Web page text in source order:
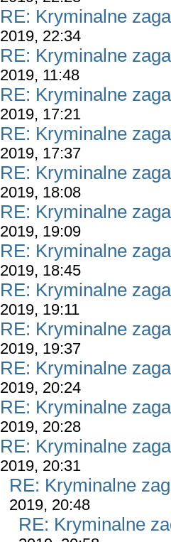
RE: Kryminalne
2019, 22:34
RE: Kryminalne
2019, 11:48
RE: Kryminalne
2019, 17:21
RE: Kryminalne
2019, 17:37
RE: Kryminalne
2019, 18:08
RE: Kryminalne
2019, 19:09
RE: Kryminalne
2019, 18:45
RE: Kryminalne
2019, 19:11
RE: Kryminalne
2019, 19:37
RE: Kryminalne
2019, 20:24
RE: Kryminalne
2019, 20:28
RE: Kryminalne
2019, 20:31
RE: Kryminalne
2019, 20:48
RE: Kryminalne